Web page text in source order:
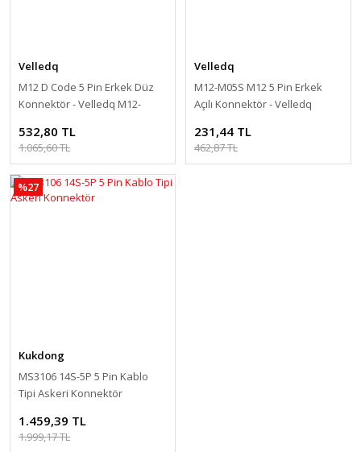
Velledq
M12 D Code 5 Pin Erkek Düz
Konnektör - Velledq M12-
532,80 TL
1.065,60 TL
Velledq
M12-M05S M12 5 Pin Erkek
Açılı Konnektör - Velledq
231,44 TL
462,87 TL
%27
Kukdong
MS3106 14S-5P 5 Pin Kablo
Tipi Askeri Konnektör
1.459,39 TL
1.999,17 TL